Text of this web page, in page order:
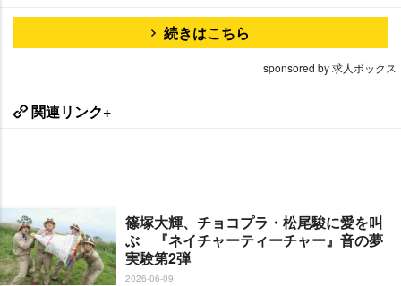
続きはこちら
sponsored by 求人ボックス
関連リンク+
篠塚大輝、チョコプラ・松尾駿に愛を叫
ぶ 『ネイチャーティーチャー』音の夢
実験第2弾
2026-06-09